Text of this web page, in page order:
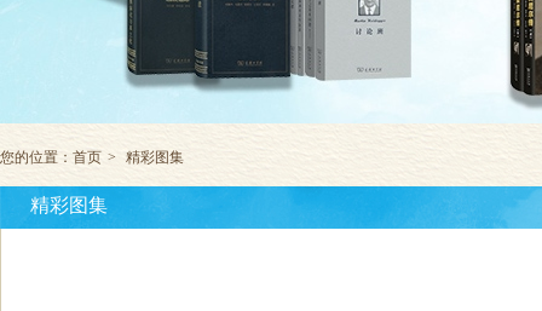
您的位置： 首页 > 精彩图集
精彩图集